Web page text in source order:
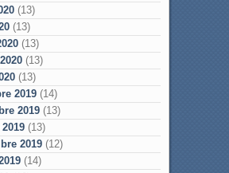
(13)
(13)
(13)
(13)
(13)
2019(14)
2019(13)
(13)
2019(12)
(14)